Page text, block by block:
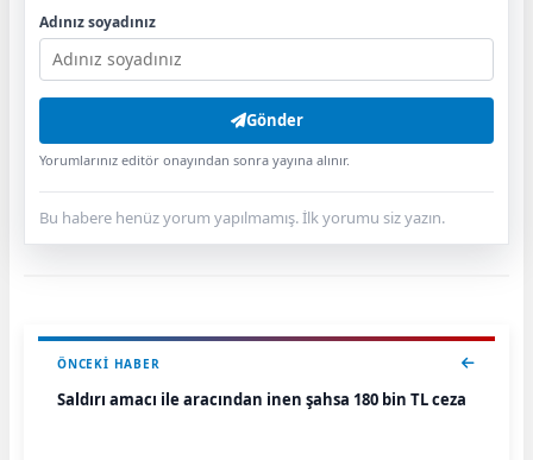
Adınız soyadınız
Gönder
Yorumlarınız editör onayından sonra yayına alınır.
Bu habere henüz yorum yapılmamış. İlk yorumu siz yazın.
ÖNCEKI HABER
Saldırı amacı ile aracından inen şahsa 180 bin TL ceza